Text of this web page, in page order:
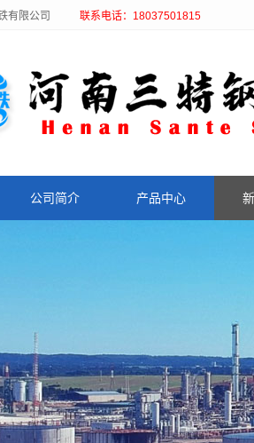
有限公司 联系电话：18037501815
公司简介 产品中心